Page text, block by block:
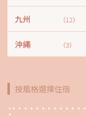
九州 （12）
沖繩 （3）
按風格選擇住宿